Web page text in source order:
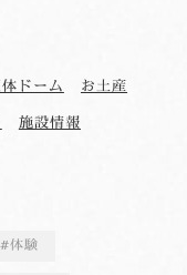
ドーム
お土産
施設情報
体験